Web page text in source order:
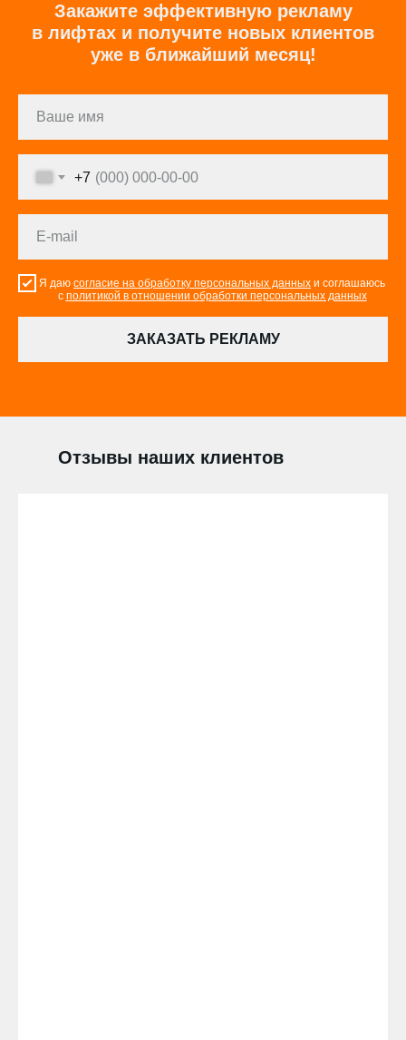
Закажите эффективную рекламу
в лифтах и получите новых клиентов
уже в ближайший месяц!
+7
Я даю согласие на обработку персональных данных и соглашаюсь
с политикой в отношении обработки персональных данных
ЗАКАЗАТЬ РЕКЛАМУ
Отзывы наших клиентов